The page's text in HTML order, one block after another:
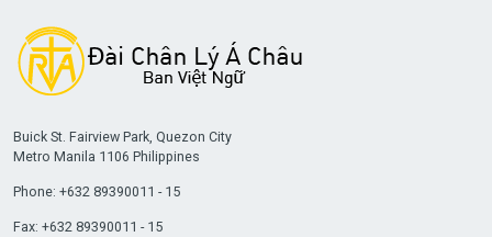
Buick St. Fairview Park, Quezon City
Metro Manila 1106 Philippines
Phone: +632 89390011 - 15
Fax: +632 89390011 - 15